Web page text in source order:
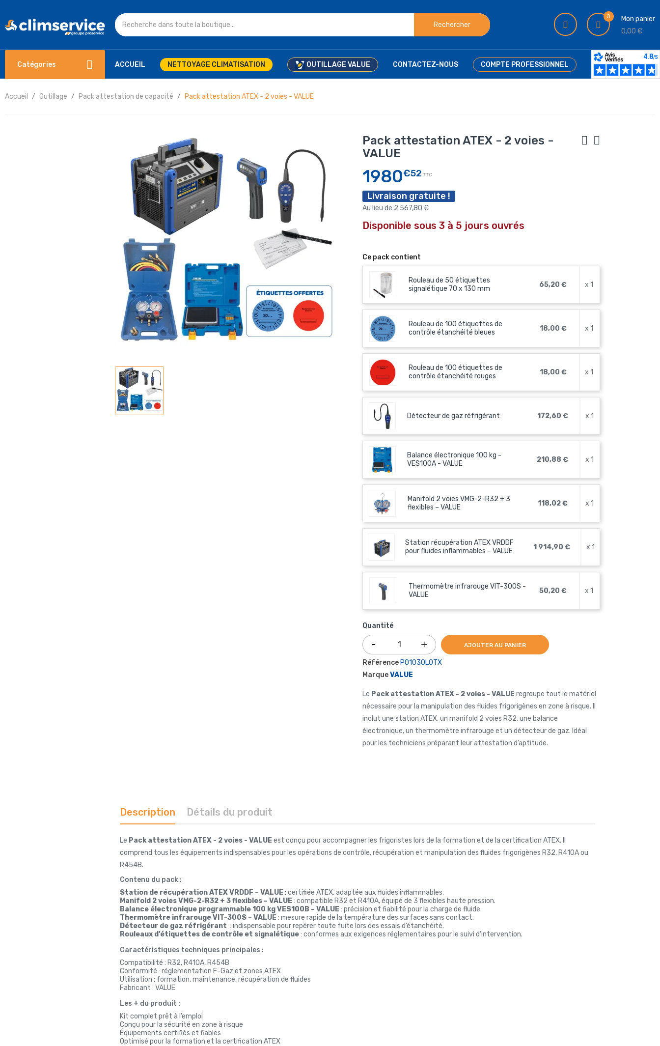
Rechercher
0
Mon panier
0,00 €
Catégories ACCUEIL NETTOYAGE CLIMATISATION OUTILLAGE VALUE CONTACTEZ-NOUS COMPTE PROFESSIONNEL
Accueil Outillage Pack attestation de capacité Pack attestation ATEX - 2 voies - VALUE
Pack attestation ATEX - 2 voies -
VALUE
1980€52 TTC
Livraison gratuite !
Au lieu de 2 567,80 €
Disponible sous 3 à 5 jours ouvrés
Ce pack contient
Rouleau de 50 étiquettes
signalétique 70 x 130 mm
65,20 € x 1
Rouleau de 100 étiquettes de
contrôle étanchéité bleues
18,00 € x 1
Rouleau de 100 étiquettes de
contrôle étanchéité rouges
18,00 € x 1
Détecteur de gaz réfrigérant 172,60 € x 1
Balance électronique 100 kg -
VES100A - VALUE
210,88 € x 1
Manifold 2 voies VMG-2-R32 + 3
flexibles – VALUE
118,02 € x 1
Station récupération ATEX VRDDF
pour fluides inflammables – VALUE
1 914,90 € x 1
Thermomètre infrarouge VIT-300S -
VALUE
50,20 € x 1
Quantité
AJOUTER AU PANIER
Référence P01030LOTX
MarqueVALUE
Le Pack attestation ATEX - 2 voies - VALUE regroupe tout le matériel
nécessaire pour la manipulation des fluides frigorigènes en zone à risque. Il
inclut une station ATEX, un manifold 2 voies R32, une balance
électronique, un thermomètre infrarouge et un détecteur de gaz. Idéal
pour les techniciens préparant leur attestation d’aptitude.
Description Détails du produit
Le Pack attestation ATEX - 2 voies - VALUE est conçu pour accompagner les frigoristes lors de la formation et de la certification ATEX. Il
comprend tous les équipements indispensables pour les opérations de contrôle, récupération et manipulation des fluides frigorigènes R32, R410A ou
R454B.
Contenu du pack :
Station de récupération ATEX VRDDF – VALUE : certifiée ATEX, adaptée aux fluides inflammables.
Manifold 2 voies VMG-2-R32 + 3 flexibles – VALUE : compatible R32 et R410A, équipé de 3 flexibles haute pression.
Balance électronique programmable 100 kg VES100B – VALUE : précision et fiabilité pour la charge de fluide.
Thermomètre infrarouge VIT-300S – VALUE : mesure rapide de la température des surfaces sans contact.
Détecteur de gaz réfrigérant : indispensable pour repérer toute fuite lors des essais d’étanchéité.
Rouleaux d’étiquettes de contrôle et signalétique: conformes aux exigences réglementaires pour le suivi d’intervention.
Caractéristiques techniques principales :
Compatibilité : R32, R410A, R454B
Conformité : réglementation F-Gaz et zones ATEX
Utilisation : formation, maintenance, récupération de fluides
Fabricant : VALUE
Les + du produit :
Kit complet prêt à l’emploi
Conçu pour la sécurité en zone à risque
Équipements certifiés et fiables
Optimisé pour la formation et la certification ATEX